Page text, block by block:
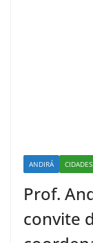
ANDIRÁ CIDADES
Prof.
convite